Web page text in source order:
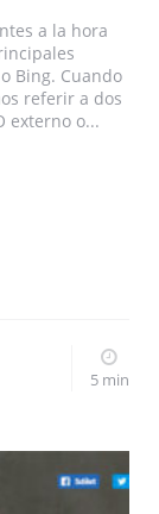
a la hora
Bing. Cuando
referir a dos
externo o...
5 min